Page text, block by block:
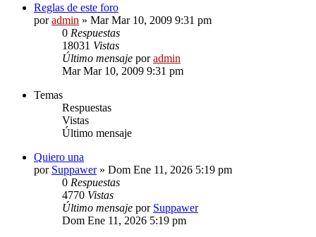
Reglas de este foro
poradmin » Mar Mar 10, 2009 9:31 pm
0 Respuestas
18031 Vistas
Último mensaje poradmin
Mar Mar 10, 2009 9:31 pm
Temas
Respuestas
Vistas
Último mensaje
Quiero una
por Suppawer» Dom Ene 11, 2026 5:19 pm
0 Respuestas
4770 Vistas
Último mensaje por Suppawer
Dom Ene 11, 2026 5:19 pm